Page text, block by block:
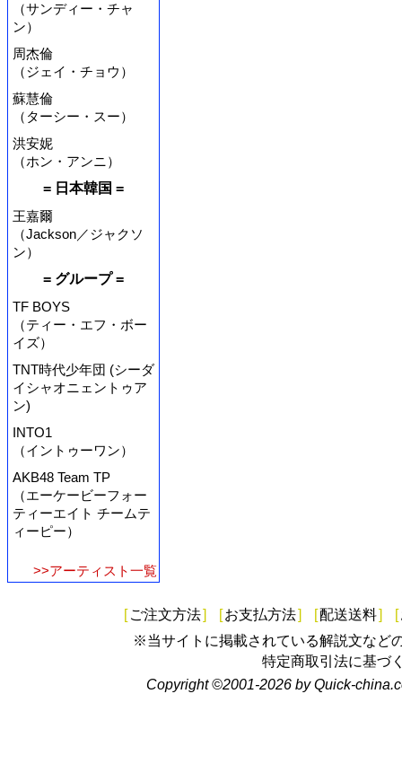
（サンディー・チャ
ン）
周杰倫
（ジェイ・チョウ）
蘇慧倫
（ターシー・スー）
洪安妮
（ホン・アンニ）
= 日本韓国 =
王嘉爾
（Jackson／ジャクソ
ン）
= グループ =
TF BOYS
（ティー・エフ・ボー
イズ）
TNT時代少年団 (シーダ
イシャオニェントゥア
ン)
INTO1
（イントゥーワン）
AKB48 Team TP
（エーケービーフォー
ティーエイト チームテ
ィーピー）
>>アーティスト一覧
[ ご注文方法] [お支払方法] [配送送料] [
※当サイトに掲載されている解説文など
特定商取引法に基づ
Copyright ©2001-2026 by Quick-